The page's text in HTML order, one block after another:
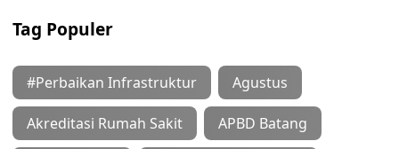
Tag Populer
#Perbaikan Infrastruktur Agustus
Akreditasi Rumah Sakit APBD Batang